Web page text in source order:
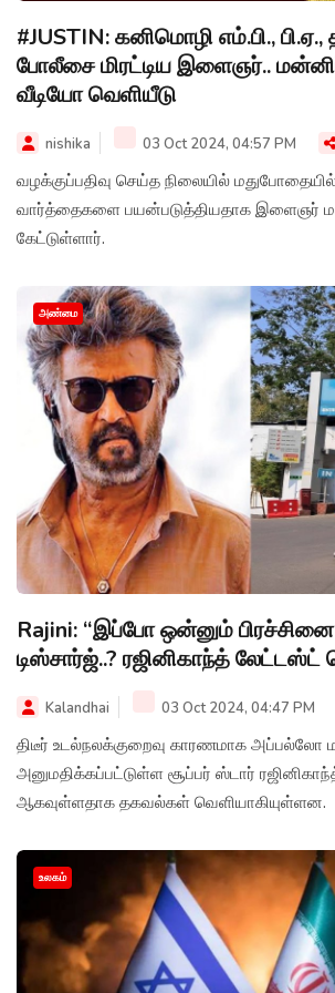
#JUSTIN: கனிமொழி எம்.பி.,
போலீசை மிரட்டிய இளைஞர்..
வீடியோ வெளியீடு
nishika 03 Oct 2024, 04:57 PM
வழக்குப்பதிவு செய்த நிலையில்
வார்த்தைகளை பயன்படுத்தியதாக இளைஞர்
கேட்டுள்ளார்.
அண்மை
Rajini: “இப்போ ஒன்னும்
டிஸ்சார்ஜ்..? ரஜினிகாந்த்
Kalandhai 03 Oct 2024, 04:47 PM
திடீர் உடல்நலக்குறைவு காரணமாக அப்பல்லோ
அனுமதிக்கப்பட்டுள்ள சூப்பர் ஸ்டார்
ஆகவுள்ளதாக தகவல்கள் வெளியாகியுள்ளன.
உலகம்